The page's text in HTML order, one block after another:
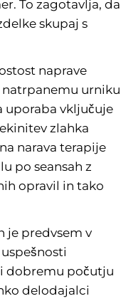
To zagotavlja, da
skupaj s
naprave
natrpanemu urniku
uporaba vključuje
zlahka
narava terapije
po seansah z
opravil in tako
je predvsem v
dobremu počutju
delodajalci